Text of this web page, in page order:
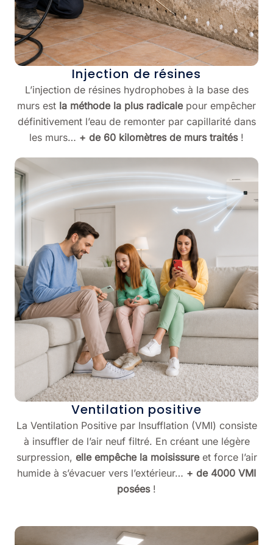
Injection de résines
L’injection de résines hydrophobes à la base des
murs est la méthode la plus radicalepour empêcher
définitivement l’eau de remonter par capillarité dans
les murs… + de 60 kilomètres de murs traités!
Ventilation positive
La Ventilation Positive par Insufflation (VMI) consiste
à insuffler de l’air neuf filtré. En créant une légère
surpression, elle empêche la moisissureet force l’air
humide à s’évacuer vers l’extérieur… + de 4000 VMI
posées!